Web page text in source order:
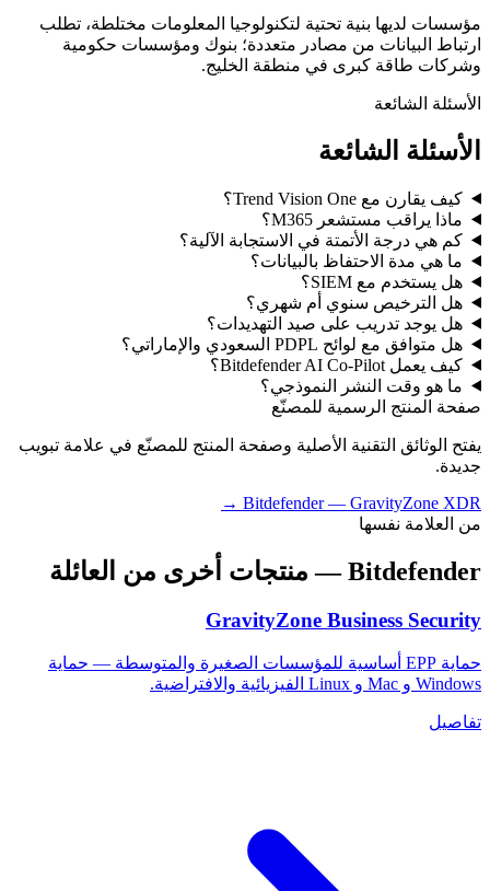
مؤسسات لديها بنية تحتية لتكنولوجيا المعلومات مختلطة، تطلب
ارتباط البيانات من مصادر متعددة؛ بنوك ومؤسسات حكومية
وشركات طاقة كبرى في منطقة الخليج.
الأسئلة الشائعة
الأسئلة الشائعة
كيف يقارن مع Trend Vision One؟
ماذا يراقب مستشعر M365؟
كم هي درجة الأتمتة في الاستجابة الآلية؟
ما هي مدة الاحتفاظ بالبيانات؟
هل يستخدم مع SIEM؟
هل الترخيص سنوي أم شهري؟
هل يوجد تدريب على صيد التهديدات؟
هل متوافق مع لوائح PDPL السعودي والإماراتي؟
كيف يعمل Bitdefender AI Co-Pilot؟
ما هو وقت النشر النموذجي؟
صفحة المنتج الرسمية للمصنّع
يفتح الوثائق التقنية الأصلية وصفحة المنتج للمصنّع في علامة تبويب
جديدة.
Bitdefender— GravityZone XDR
→
من العلامة نفسها
Bitdefender — منتجات أخرى من العائلة
GravityZone Business Security
حماية EPP أساسية للمؤسسات الصغيرة والمتوسطة — حماية
Windows و Mac و Linux الفيزيائية والافتراضية.
تفاصيل